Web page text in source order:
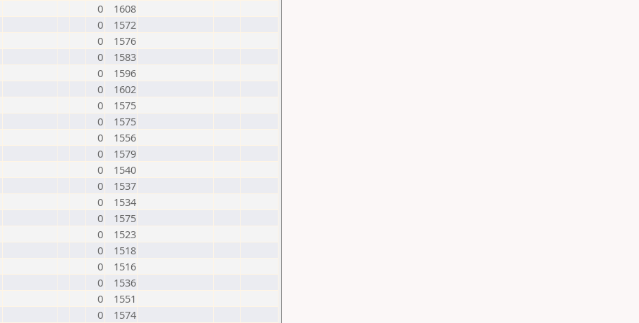
0
1608
0
1572
0
1576
0
1583
0
1596
0
1602
0
1575
0
1575
0
1556
0
1579
0
1540
0
1537
0
1534
0
1575
0
1523
0
1518
0
1516
0
1536
0
1551
0
1574